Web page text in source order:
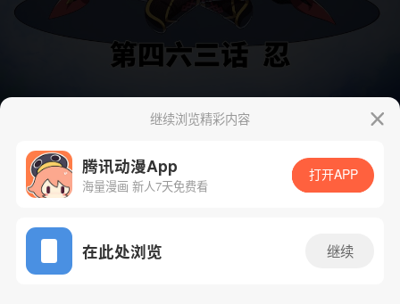
App免费看
下一话 腾漫App免费看
继续浏览精彩内容
腾讯动漫App
海量漫画 新人7天免费看
打开APP
在此处浏览 继续